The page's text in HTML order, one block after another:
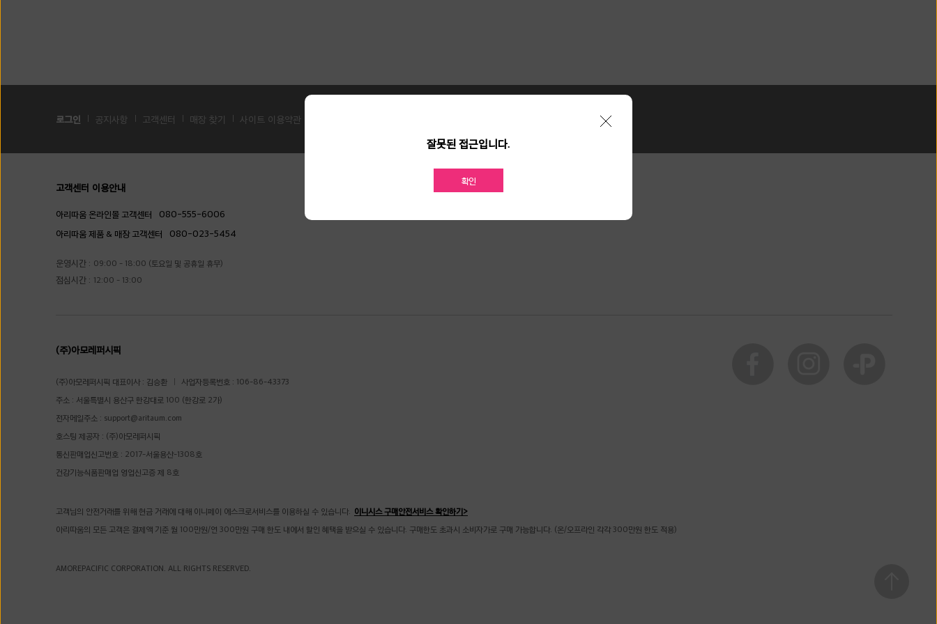
로그인 공지사항 고객센터 매장 찾기 사이트 이용약관
고객센터 이용안내
아리따움 온라인몰 고객센터 080-555-6006
아리따움 제품 & 매장 고객센터 080-023-5454
운영시간 : 09:00 - 18:00 (토요일 및 공휴일 휴무)
점심시간 : 12:00 - 13:00
(주)아모레퍼시픽
(주)아모레퍼시픽 대표이사 : 김승환
사업자등록번호 : 106-86-43373
주소 : 서울특별시 용산구 한강대로 100 (한강로 2가)
전자메일주소 : support@aritaum.com
호스팅 제공자 : (주)아모레퍼시픽
통신판매업신고번호 : 2017-서울용산-1308호
건강기능식품판매업 영업신고증 제 8호
고객님의 안전거래를 위해 현금 거래에 대해 이니페이 에스크로서비스를 이용하실 수 있습니다. 이니시스 구매안전서비스 확인하기>
아리따움의 모든 고객은 결제액 기준 월 100만원/연 300만원 구매 한도 내에서 할인 혜택을 받으실 수 있습니다. 구매한도 초과시 소비자가로 구매 가능합니다. (온/오프라인 각각 300만원 한도 적용)
AMOREPACIFIC CORPORATION. ALL RIGHTS RESERVED.
잘못된 접근입니다.
확인